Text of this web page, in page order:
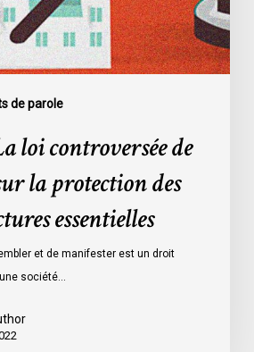
de parole
loi controversée de
la protection des
essentielles
et de manifester est un droit
société…